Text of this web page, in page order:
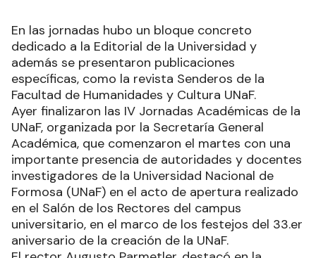
En las jornadas hubo un bloque concreto
dedicado a la Editorial de la Universidad y
además se presentaron publicaciones
específicas, como la revista Senderos de la
Facultad de Humanidades y Cultura UNaF.
Ayer finalizaron las IV Jornadas Académicas de la
UNaF, organizada por la Secretaría General
Académica, que comenzaron el martes con una
importante presencia de autoridades y docentes
investigadores de la Universidad Nacional de
Formosa (UNaF) en el acto de apertura realizado
en el Salón de los Rectores del campus
universitario, en el marco de los festejos del 33.er
aniversario de la creación de la UNaF.